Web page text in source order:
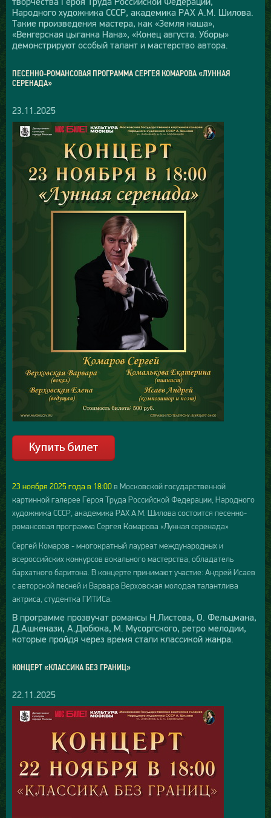
Народного художника СССР, академика РАХ А.М. Шилова.
Такие произведения мастера, как «Земля наша»,
«Венгерская цыганка Нана», «Конец августа. Уборы»
демонстрируют особый талант и мастерство автора.
ПЕСЕННО-РОМАНСОВАЯ ПРОГРАММА СЕРГЕЯ КОМАРОВА «ЛУННАЯ
СЕРЕНАДА»
23.11.2025
23 ноября 2025 года в 18:00в Московской государственной
картинной галерее Героя Труда Российской Федерации, Народного
художника СССР, академика РАХ А.М. Шилова состоится песенно-
романсовая программа Сергея Комарова «Лунная серенада»
Сергей Комаров - многократный лауреат международных и
всероссийских конкурсов вокального мастерства, обладатель
бархатного баритона. В концерте принимают участие: Андрей Исаев
с авторской песней и Варвара Верховская молодая талантлива
актриса, студентка ГИТИСа.
В программе прозвучат романсы Н.Листова, О. Фельцмана,
Д.Ашкенази, А.Дюбюка, М. Мусоргского, ретро мелодии,
которые пройдя через время стали классикой жанра.
КОНЦЕРТ «КЛАССИКА БЕЗ ГРАНИЦ»
22.11.2025